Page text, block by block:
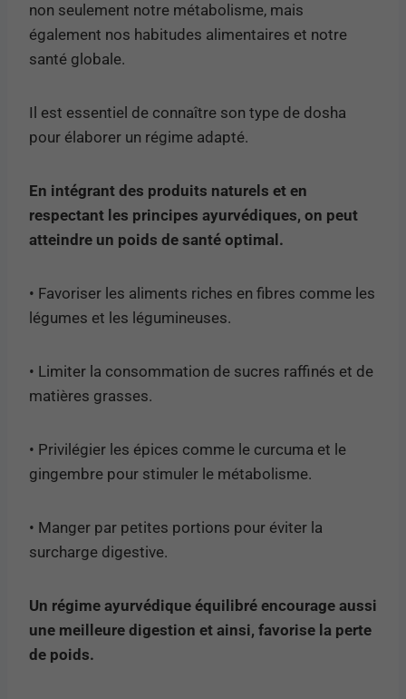
non seulement notre métabolisme, mais
également nos habitudes alimentaires et notre
santé globale.
Il est essentiel de connaître son type de dosha
pour élaborer un régime adapté.
En intégrant des produits naturels et en
respectant les principes ayurvédiques, on peut
atteindre un poids de santé optimal.
• Favoriser les aliments riches en fibres comme les
légumes et les légumineuses.
• Limiter la consommation de sucres raffinés et de
matières grasses.
• Privilégier les épices comme le curcuma et le
gingembre pour stimuler le métabolisme.
• Manger par petites portions pour éviter la
surcharge digestive.
Un régime ayurvédique équilibré encourage aussi
une meilleure digestion et ainsi, favorise la perte
de poids.